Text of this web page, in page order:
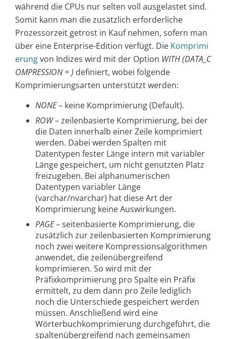
während die CPUs nur selten voll ausgelastet sind.
Somit kann man die zusätzlich erforderliche
Prozessorzeit getrost in Kauf nehmen, sofern man
über eine Enterprise-Edition verfügt. Die Komprimi
erungvon Indizes wird mit der Option WITH (DATA_C
OMPRESSION = ) definiert, wobei folgende
Komprimierungsarten unterstützt werden:
NONE– keine Komprimierung (Default).
ROW– zeilenbasierte Komprimierung, bei der
die Daten innerhalb einer Zeile komprimiert
werden. Dabei werden Spalten mit
Datentypen fester Länge intern mit variabler
Länge gespeichert, um nicht genutzten Platz
freizugeben. Bei alphanumerischen
Datentypen variabler Länge
(varchar/nvarchar) hat diese Art der
Komprimierung keine Auswirkungen.
PAGE– seitenbasierte Komprimierung, die
zusätzlich zur zeilenbasierten Komprimierung
noch zwei weitere Kompressionsalgorithmen
anwendet, die zeilenübergreifend
komprimieren. So wird mit der
Präfixkomprimierung pro Spalte ein Präfix
ermittelt, zu dem dann pro Zeile lediglich
noch die Unterschiede gespeichert werden
müssen. Anschließend wird eine
Wörterbuchkomprimierung durchgeführt, die
spaltenübergreifend nach gemeinsamen